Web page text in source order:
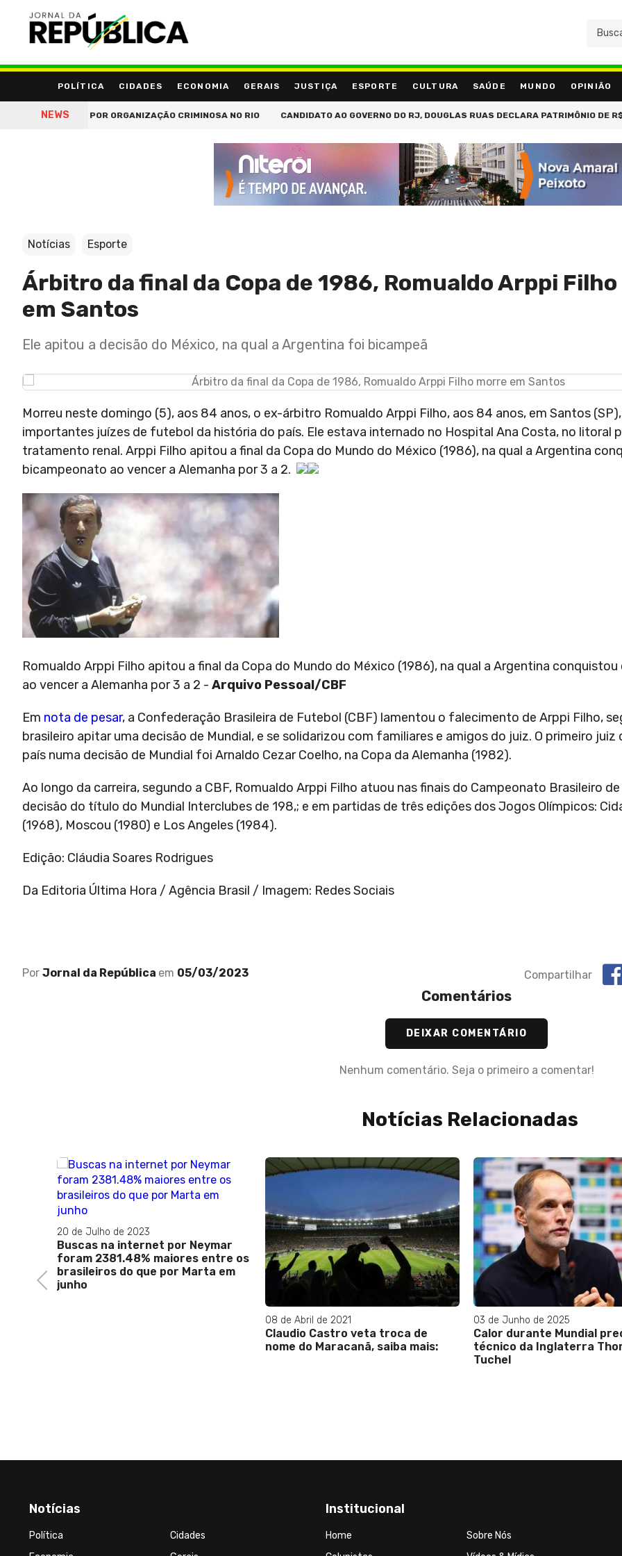
POLÍTICA CIDADES ECONOMIA GERAIS JUSTIÇA ESPORTE CULTURA SAÚDE MUNDO OPINIÃO
NEWS
PIRUINHA, POR ORGANIZAÇÃO CRIMINOSA NO RIO CANDIDATO AO GOVERNO DO RJ, DOUGLAS RUAS DECLARA PATRIMÔNIO DE R$ 1,4
Notícias Esporte
Árbitro da final da Copa de 1986, Romualdo Arppi
em Santos
Ele apitou a decisão do México, na qual a Argentina foi bicampeã
Morreu neste domingo (5), aos 84 anos, o ex-árbitro Romualdo Arppi Filho, aos 84 anos, em Santos
importantes juízes de futebol da história do país. Ele estava internado no Hospital Ana Costa, no litoral
tratamento renal. Arppi Filho apitou a final da Copa do Mundo do México (1986), na qual a Argentina
bicampeonato ao vencer a Alemanha por 3 a 2.
Romualdo Arppi Filho apitou a final da Copa do Mundo do México (1986), na qual a Argentina
ao vencer a Alemanha por 3 a 2 - Arquivo Pessoal/CBF
Em nota de pesar, a Confederação Brasileira de Futebol (CBF) lamentou o falecimento de Arppi Filho,
brasileiro apitar uma decisão de Mundial, e se solidarizou com familiares e amigos do juiz. O primeiro
país numa decisão de Mundial foi Arnaldo Cezar Coelho, na Copa da Alemanha (1982).
Ao longo da carreira, segundo a CBF, Romualdo Arppi Filho atuou nas finais do Campeonato Brasileiro
decisão do título do Mundial Interclubes de 198,; e em partidas de três edições dos Jogos Olímpicos:
(1968), Moscou (1980) e Los Angeles (1984).
Edição: Cláudia Soares Rodrigues
Da Editoria Última Hora / Agência Brasil / Imagem: Redes Sociais
Por Jornal da República em 05/03/2023 Compartilhar
Comentários
DEIXAR COMENTÁRIO
Nenhum comentário. Seja o primeiro a comentar!
Notícias Relacionadas
Previous
20 de Julho de 2023
Buscas na internet por Neymar
foram 2381.48% maiores entre os
brasileiros do que por Marta em
junho
08 de Abril de 2021
Claudio Castro veta troca de
nome do Maracanã, saiba mais:
03 de Junho de 2025
Calor durante Mundial
técnico da Inglaterra
Tuchel
Notícias
Política
Cidades
Institucional
Home
Sobre Nós